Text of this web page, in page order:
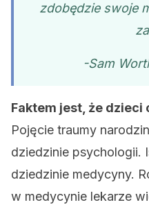
zdobędzie swoje
-Sam
Faktem jest, że dzieci
Pojęcie traumy
dziedzinie psychologii.
dziedzinie medycyny.
w medycynie lekarze